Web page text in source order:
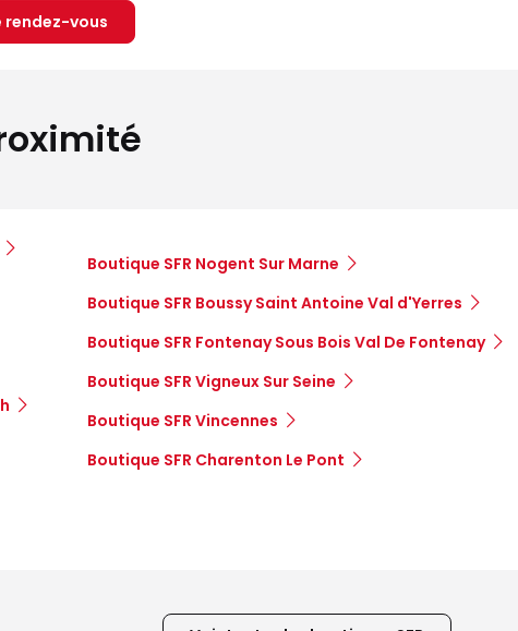
rendez-vous
Boutique SFR Nogent Sur Marne
Boutique SFR Boussy Saint Antoine Val d'Yerres
Boutique SFR Fontenay Sous Bois Val De Fontenay
Boutique SFR Vigneux Sur Seine
Boutique SFR Vincennes
Boutique SFR Charenton Le Pont